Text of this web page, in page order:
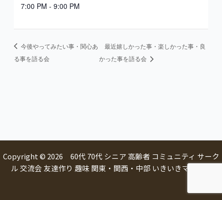
7:00 PM - 9:00 PM
今後やってみたい事・関心あ
る事を語る会
最近嬉しかった事・楽しかった事・良
かった事を語る会
Copyright © 2026 60代 70代 シニア 高齢者 コミュニティ サーク
ル 交流会 友達作り 趣味 関東・関西・中部 いきいきマルシェ